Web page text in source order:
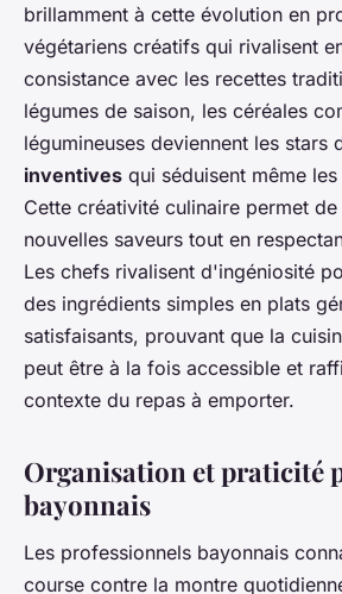
brillamment à cette évolution en
végétariens créatifs qui rivalisent
consistance avec les recettes
légumes de saison, les céréales
légumineuses deviennent les stars
inventives qui séduisent même
Cette créativité culinaire permet
nouvelles saveurs tout en
Les chefs rivalisent d'ingéniosité
des ingrédients simples en plats
satisfaisants, prouvant que la
peut être à la fois accessible et
contexte du repas à emporter.
Organisation et praticité
bayonnais
Les professionnels bayonnais
course contre la montre